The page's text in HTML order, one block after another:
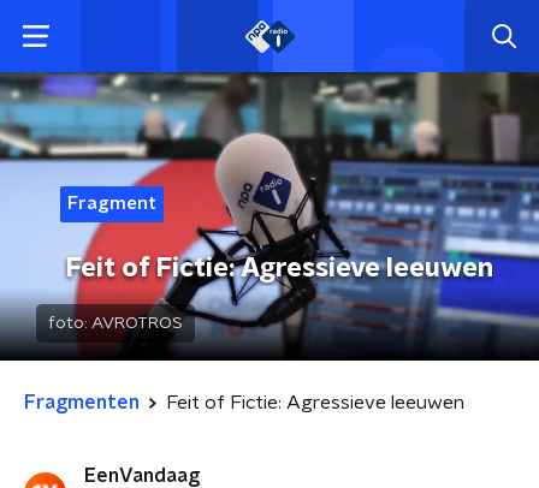
Fragment
Feit of Fictie: Agressieve leeuwen
foto: AVROTROS
Fragmenten Feit of Fictie: Agressieve leeuwen
EenVandaag